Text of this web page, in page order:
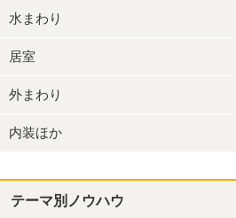
水まわり
居室
外まわり
内装ほか
テーマ別ノウハウ